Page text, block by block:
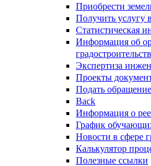
Приобрести
Получить услугу
Статистическая
Информация об
Экспертиза
Проекты
Подать
Back
Информация о
График
Новости в сфере
Калькулятор
Полезные ссылки